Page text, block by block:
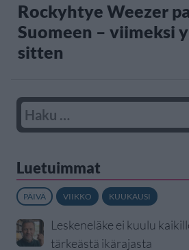
Rockyhtye Weezer
Suomeen – viimeksi
sitten
Luetuimmat
PÄIVÄ VIIKKO KUUKAUSI
Leskeneläke ei kuulu
tärkeästä ikärajasta